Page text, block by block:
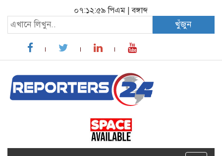
০৭:১৩:০০ পিএম |বঙ্গাব্দ
খুঁজুন